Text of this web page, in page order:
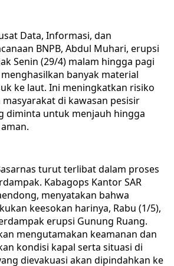
Data, Informasi, dan
BNPB, Abdul Muhari, erupsi
Senin (29/4) malam hingga pagi
banyak material
ke laut. Ini meningkatkan risiko
di kawasan pesisir
diminta untuk menjauh hingga
turut terlibat dalam proses
Kabagops Kantor SAR
menyatakan bahwa
keesokan harinya, Rabu (1/5),
erupsi Gunung Ruang.
mengutamakan keamanan dan
kondisi kapal serta situasi di
dievakuasi akan dipindahkan ke